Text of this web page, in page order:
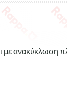
με ανακύκλωση